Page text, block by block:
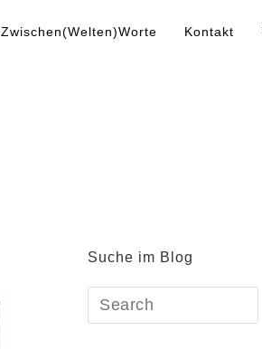
Zwischen(Welten)Worte Kontakt
Suche im Blog